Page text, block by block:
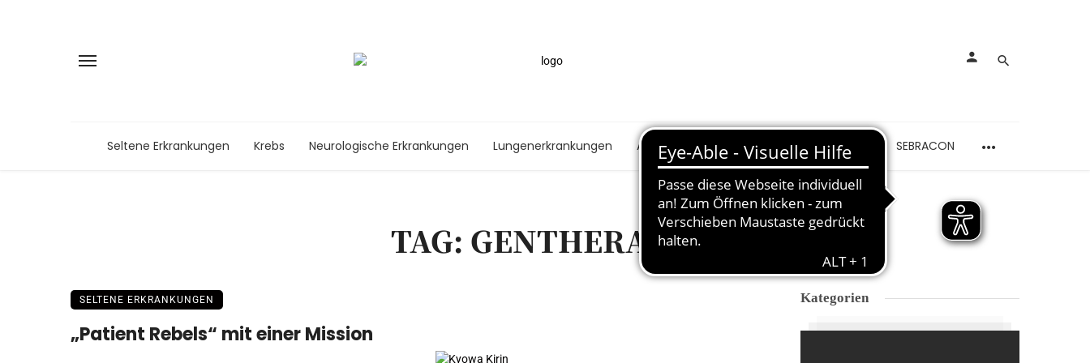
Seltene Erkrankungen Krebs Neurologische Erkrankungen Lungenerkrankungen Autoimmunerkrankungen Schmerzen SEBRACON
TAG: GENTHERAPIE
SELTENE ERKRANKUNGEN
„Patient Rebels“ mit einer Mission
Kategorien